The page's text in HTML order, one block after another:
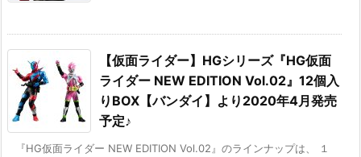
【仮面ライダー】HGシリーズ『HG仮面
ライダー NEW EDITION Vol.02』12個入
りBOX【バンダイ】より2020年4月発売
予定♪
『HG仮面ライダー NEW EDITION Vol.02』のラインナップは、 １